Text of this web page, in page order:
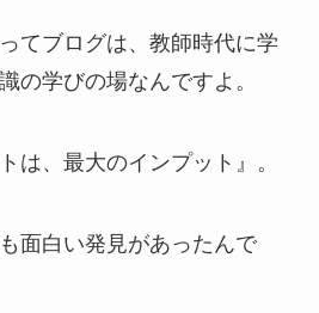
てブログは、教師時代に学
の学びの場なんですよ。
は、最大のインプット』。
面白い発見があったんで